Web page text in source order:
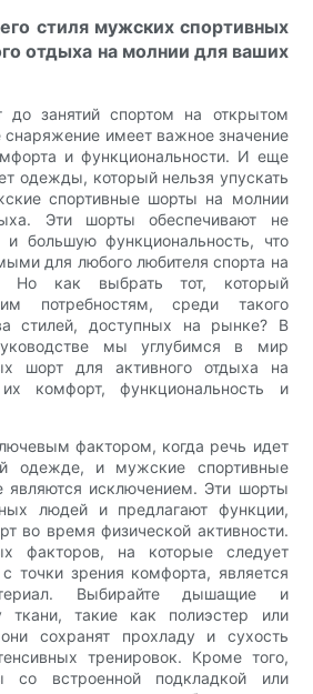
стиля мужских спортивных
отдыха на молнии для ваших
до занятий спортом на открытом
снаряжение имеет важное значение
и функциональности. И еще
одежды, который нельзя упускать
спортивные шорты на молнии
Эти шорты обеспечивают не
большую функциональность, что
для любого любителя спорта на
Но как выбрать тот, который
потребностям, среди такого
стилей, доступных на рынке? В
мы углубимся в мир
шорт для активного отдыха на
комфорт, функциональность и
фактором, когда речь идет
одежде, и мужские спортивные
исключением. Эти шорты
людей и предлагают функции,
во время физической активности.
факторов, на которые следует
точки зрения комфорта, является
Выбирайте дышащие и
ткани, такие как полиэстер или
сохранят прохладу и сухость
тренировок. Кроме того,
со встроенной подкладкой или